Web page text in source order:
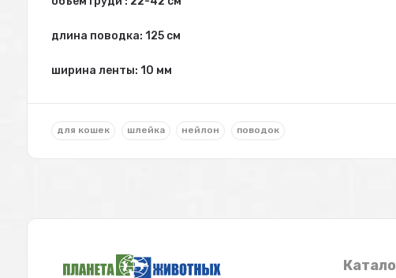
длина поводка: 125 см
ширина ленты: 10 мм
для кошек шлейка нейлон поводок